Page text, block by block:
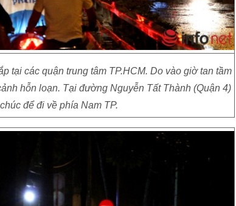
tại các quận trung tâm TP.HCM. Do vào giờ tan tầm
hỗn loạn. Tại đường Nguyễn Tất Thành (Quận 4)
để đi về phía Nam TP.